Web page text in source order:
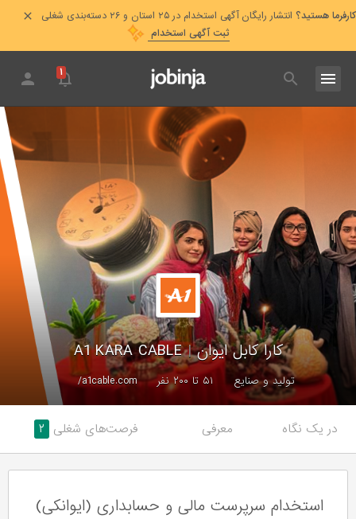
کارفرما هستید؟ انتشار رایگان آگهی استخدام در ۲۵ استان و ۲۶ دسته‌بندی شغلی
ثبت آگهی استخدام
۱
کارا کابل ایوان|
A1 KARA CABLE
تولید و صنایع ۵۱ تا ۲۰۰ نفر a1cable.com/
در یک نگاه معرفی فرصت‌های شغلی ۲
استخدام سرپرست مالی و حسابداری (ایوانکی)